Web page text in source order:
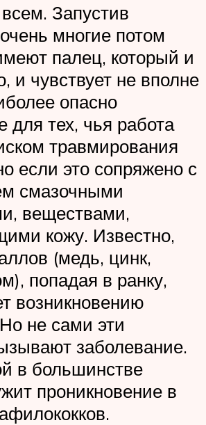
Запустив
многие потом
палец, который и
и чувствует не вполне
опасно
для тех, чья работа
травмирования
если это сопряжено с
смазочными
веществами,
кожу. Известно,
(медь, цинк,
попадая в ранку,
возникновению
не сами эти
заболевание.
в большинстве
проникновение в